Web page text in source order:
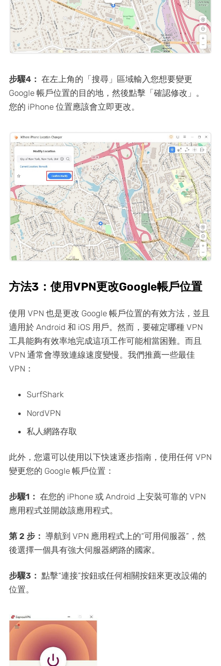
步驟4： 在左上角的「搜尋」區域輸入您想要變更
Google 帳戶位置的目的地，然後點擊「確認修改」。
您的 iPhone 位置應該會立即更改。
方法3：使用VPN更改Google帳戶位置
使用 VPN 也是更改 Google 帳戶位置的有效方法，並且
適用於 Android 和 iOS 用戶。然而，要確定哪種 VPN
工具能夠有效率地完成這項工作可能相當困難。而且
VPN 通常會導致連線速度變慢。我們推薦一些最佳
VPN：
SurfShark
NordVPN
私人網路存取
此外，您還可以使用以下快速逐步指南，使用任何 VPN
變更您的 Google 帳戶位置：
步驟1： 在您的 iPhone 或 Android 上安裝可靠的 VPN
應用程式並開啟該應用程式。
第 2 步： 導航到 VPN 應用程式上的“可用伺服器”，然
後選擇一個具有強大伺服器網路的國家。
步驟3： 點擊“連接”按鈕或任何相關按鈕來更改設備的
位置。